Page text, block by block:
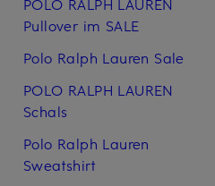
Pullover im SALE
Polo Ralph Lauren Sale
POLO RALPH LAUREN
Schals
Polo Ralph Lauren
Sweatshirt